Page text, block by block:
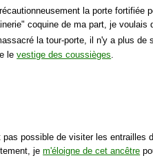
la porte fortifiée
coquine de ma part, je voulais
la tour-porte, il n'y a plus de
levestige des coussièges
pas possible de visiter les entrailles
jem'éloigne de cet ancêtre